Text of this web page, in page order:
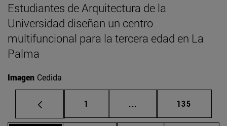
Estudiantes de Arquitectura de la
Universidad diseñan un centro
multifuncional para la tercera edad en La
Palma
Imagen Cedida
Página
1 ... Páginas intermedias
Página
135